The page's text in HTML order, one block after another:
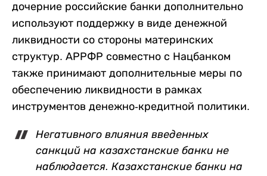
дочерние российские банки дополнительно
используют поддержку в виде денежной
ликвидности со стороны материнских
структур. АРРФР совместно с Нацбанком
также принимают дополнительные меры по
обеспечению ликвидности в рамках
инструментов денежно-кредитной политики.
Негативного влияния введенных
санкций на казахстанские банки не
наблюдается. Казахстанские банки на